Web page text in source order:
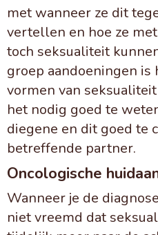
met wanneer ze dit
vertellen en hoe ze
toch seksualiteit
groep aandoeningen is
vormen van
het nodig goed te
diegene en dit goed te
betreffende partner.
Oncologische
Wanneer je de
niet vreemd dat